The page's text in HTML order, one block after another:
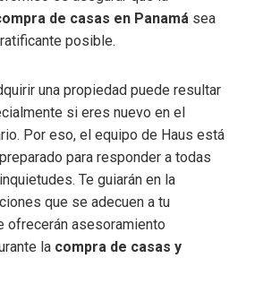
de casas en Panamá sea
posible.
una propiedad puede resultar
si eres nuevo en el
Por eso, el equipo de Haus está
para responder a todas
Te guiarán en la
que se adecuen a tu
ofrecerán asesoramiento
la compra de casas y